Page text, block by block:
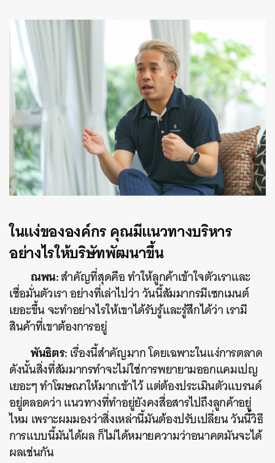
ในแง่ขององค์กร คุณมีแนวทางบริหาร
อย่างไรให้บริษัทพัฒนาขึ้น
ณพน:สำคัญที่สุดคือ ทำให้ลูกค้าเข้าใจตัวเราและ
เชื่อมั่นตัวเรา อย่างที่เล่าไปว่า วันนี้สัมมากรมีเซกเมนต์
เยอะขึ้น จะทำอย่างไรให้เขาได้รับรู้และรู้สึกได้ว่า เรามี
สินค้าที่เขาต้องการอยู่
พันธิตร:เรื่องนี้สำคัญมาก โดยเฉพาะในแง่การตลาด
ดังนั้นสิ่งที่สัมมากรทำจะไม่ใช่การพยายามออกแคมเปญ
เยอะๆ ทำโฆษณาให้มากเข้าไว้ แต่ต้องประเมินตัวแบรนด์
อยู่ตลอดว่า แนวทางที่ทำอยู่ยังคงสื่อสารไปถึงลูกค้าอยู่
ไหม เพราะผมมองว่าสิ่งเหล่านี้มันต้องปรับเปลี่ยน วันนี้วิธี
การแบบนี้มันได้ผล ก็ไม่ได้หมายความว่าอนาคตมันจะได้
ผลเช่นกัน